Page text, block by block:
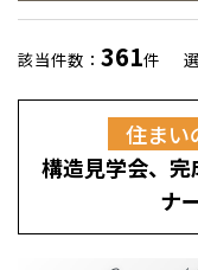
耐震構造
高耐久住宅
高断熱・高気密の家
エネルギー自給自足
檜の魅力 トップ
檜と日本人
1000年を超えて生き
知られざる檜の効果
注文住宅
グレートステージ
リフォーム トップ
該当件数： 361件
住まい
構造見学会、
ナ